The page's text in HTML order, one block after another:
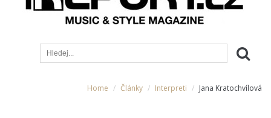
Home Články Interpreti Jana Kratochvílová